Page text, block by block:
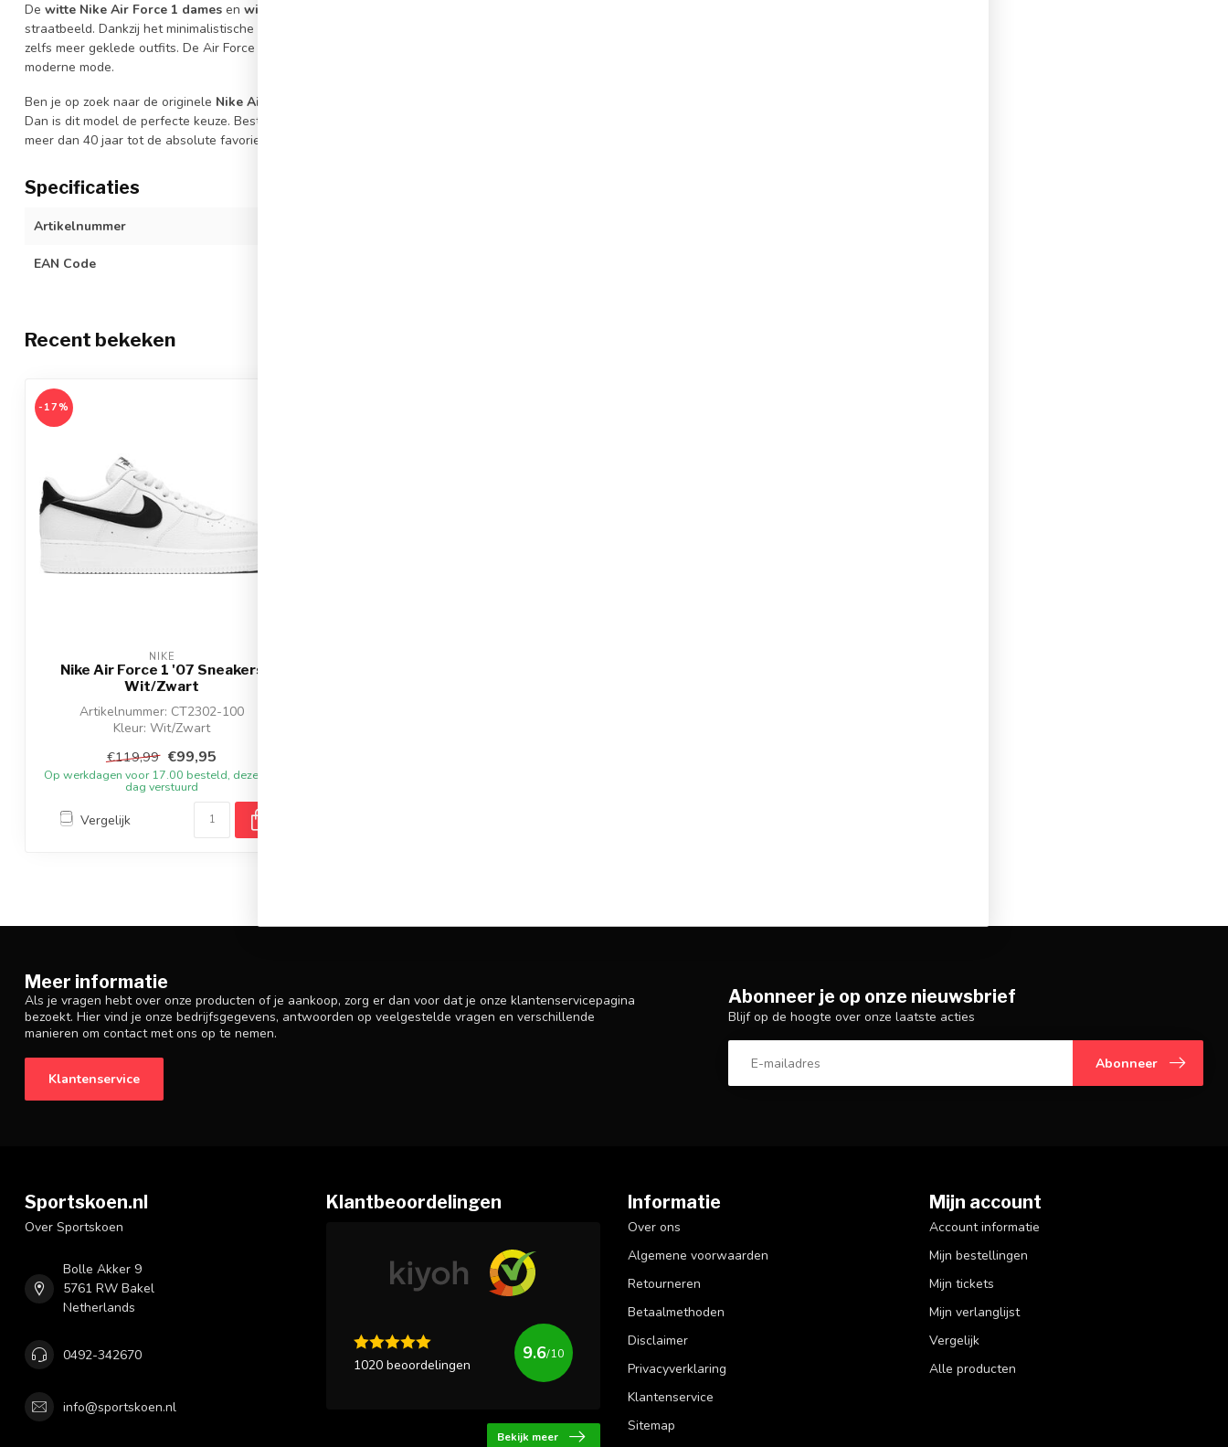
De witte Nike Air Force 1 dames en witte Nike Air Force 1 heren
straatbeeld. Dankzij het minimalistische ontwerp past deze sneaker perfect bij jeans, joggingbroeken, shorts en
zelfs meer geklede outfits. De Air Force 1 is een echte essential voor liefhebbers van sneakers, streetwear en
moderne mode.
Ben je op zoek naar de originele Nike Air Force 1 ’07
Dan is dit model de perfecte keuze. Bestel jouw Nike Air Force 1 vandaag nog en ontdek waarom deze sneaker al
meer dan 40 jaar tot de absolute favorieten behoort.
Specificaties
Artikelnummer
EAN Code
Recent bekeken
-17%
NIKE
Nike Air Force 1 '07 Sneakers
Wit/Zwart
Artikelnummer: CT2302-100
Kleur: Wit/Zwart
€119,99 €99,95
Op werkdagen voor 17.00 besteld, dezelfde
dag verstuurd
Vergelijk
Meer informatie
Als je vragen hebt over onze producten of je aankoop, zorg er dan voor dat je onze klantenservicepagina
bezoekt. Hier vind je onze bedrijfsgegevens, antwoorden op veelgestelde vragen en verschillende
manieren om contact met ons op te nemen.
Klantenservice
Abonneer je op onze nieuwsbrief
Blijf op de hoogte over onze laatste acties
Abonneer
Sportskoen.nl
Over Sportskoen
Bolle Akker 9
5761 RW Bakel
Netherlands
0492-342670
info@sportskoen.nl
Klantbeoordelingen
1020 beoordelingen
9.6/10
Bekijk meer
Informatie
Over ons
Algemene voorwaarden
Retourneren
Betaalmethoden
Disclaimer
Privacyverklaring
Klantenservice
Sitemap
Mijn account
Account informatie
Mijn bestellingen
Mijn tickets
Mijn verlanglijst
Vergelijk
Alle producten